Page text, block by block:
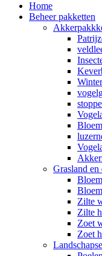
Home
Beheer pakketten
Grasland en
Zilte
Zilte
Zoet
Zoet